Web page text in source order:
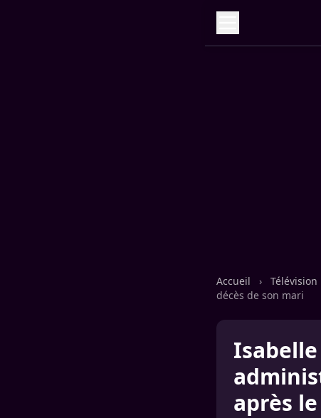
Accueil › Télévision
décès de son mari
après